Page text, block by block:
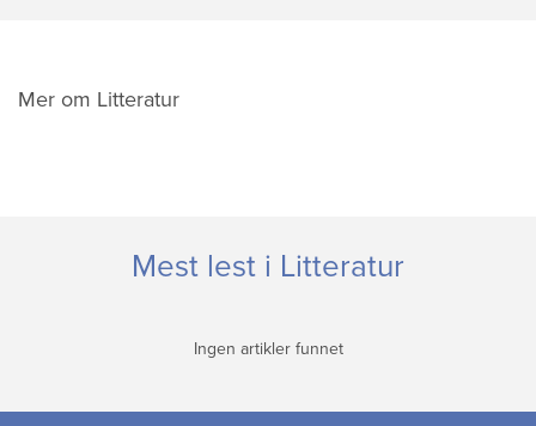
Mer om Litteratur
Mest lest i Litteratur
Ingen artikler funnet